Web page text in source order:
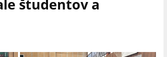
študentov a